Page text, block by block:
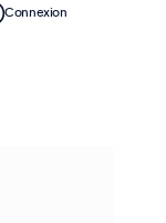
Connexion